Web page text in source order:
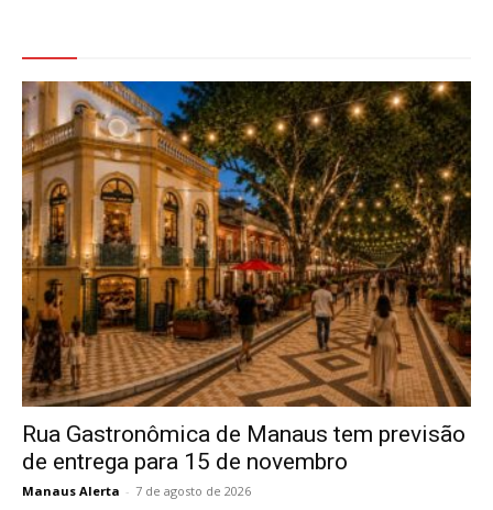
Rua Gastronômica de Manaus tem previsão
de entrega para 15 de novembro
Manaus Alerta - 7 de agosto de 2026